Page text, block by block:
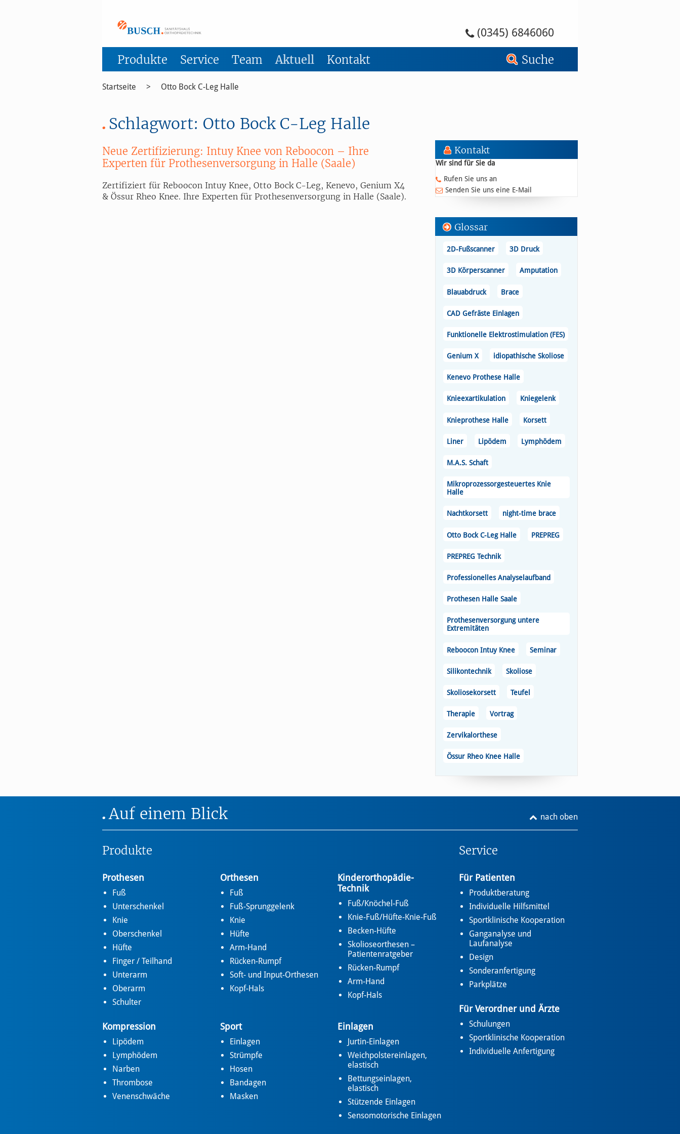
Otto Bock C-Leg Halle - Busch –
(0345) 6846060
Suche
Produkte Service Team Aktuell Kontakt
Startseite Otto Bock C-Leg Halle
Schlagwort: Otto Bock C-Leg Halle
Neue Zertifizierung: Intuy Knee von Reboocon – Ihre
Experten für Prothesenversorgung in Halle (Saale)
Zertifiziert für Reboocon Intuy Knee, Otto Bock C-Leg, Kenevo, Genium X4
& Össur Rheo Knee. Ihre Experten für Prothesenversorgung in Halle (Saale).
Kontakt
Wir sind für Sie da
Rufen Sie uns an
Senden Sie uns eine E-Mail
Glossar
2D-Fußscanner 3D Druck
3D Körperscanner Amputation
Blauabdruck Brace
CAD Gefräste Einlagen
Funktionelle Elektrostimulation (FES)
Genium X idiopathische Skoliose
Kenevo Prothese Halle
Knieexartikulation Kniegelenk
Knieprothese Halle Korsett
Liner Lipödem Lymphödem
M.A.S. Schaft
Mikroprozessorgesteuertes Knie
Halle
Nachtkorsett night-time brace
Otto Bock C-Leg Halle PREPREG
PREPREG Technik
Professionelles Analyselaufband
Prothesen Halle Saale
Prothesenversorgung untere
Extremitäten
Reboocon Intuy Knee Seminar
Silikontechnik Skoliose
Skoliosekorsett Teufel
Therapie Vortrag
Zervikalorthese
Össur Rheo Knee Halle
nach oben
Auf einem Blick
Produkte
Prothesen
Fuß
Unterschenkel
Knie
Oberschenkel
Hüfte
Finger / Teilhand
Unterarm
Oberarm
Schulter
Orthesen
Fuß
Fuß-Sprunggelenk
Knie
Hüfte
Arm-Hand
Rücken-Rumpf
Soft- und Input-Orthesen
Kopf-Hals
Kinderorthopädie-
Technik
Fuß/Knöchel-Fuß
Knie-Fuß/Hüfte-Knie-Fuß
Becken-Hüfte
Skolioseorthesen –
Patientenratgeber
Rücken-Rumpf
Arm-Hand
Kopf-Hals
Kompression
Lipödem
Lymphödem
Narben
Thrombose
Venenschwäche
Sport
Einlagen
Strümpfe
Hosen
Bandagen
Masken
Einlagen
Jurtin-Einlagen
Weichpolstereinlagen,
elastisch
Bettungseinlagen,
elastisch
Stützende Einlagen
Sensomotorische Einlagen
Service
Für Patienten
Produktberatung
Individuelle Hilfsmittel
Sportklinische Kooperation
Ganganalyse und
Laufanalyse
Design
Sonderanfertigung
Parkplätze
Für Verordner und Ärzte
Schulungen
Sportklinische Kooperation
Individuelle Anfertigung